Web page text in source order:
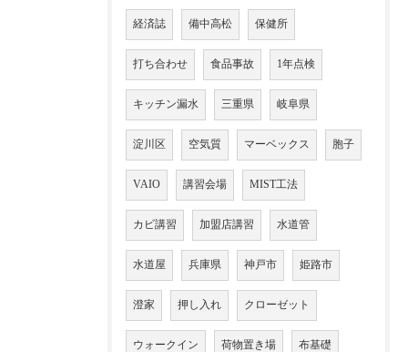
経済誌 備中高松 保健所
打ち合わせ 食品事故 1年点検
キッチン漏水 三重県 岐阜県
淀川区 空気質 マーベックス 胞子
VAIO 講習会場 MIST工法
カビ講習 加盟店講習 水道管
水道屋 兵庫県 神戸市 姫路市
澄家 押し入れ クローゼット
ウォークイン 荷物置き場 布基礎